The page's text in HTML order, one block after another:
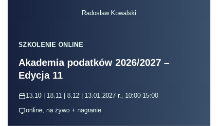
Radosław Kowalski
SZKOLENIE ONLINE
Akademia podatków 2026/2027 –
Edycja 11
13.10 | 18.11 | 8.12 | 13.01.2027 r., 10:00-15:00
online, na żywo + nagranie